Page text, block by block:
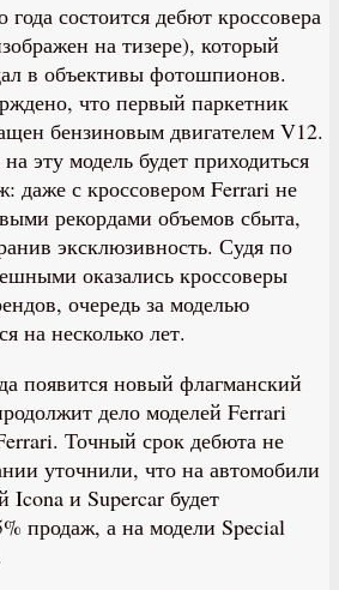
года состоится дебют кроссовера
на тизере), который
в объективы фотошпионов.
что первый паркетник
бензиновым двигателем V12.
эту модель будет приходиться
даже с кроссовером Ferrari не
рекордами объемов сбыта,
эксклюзивность. Судя по
оказались кроссоверы
очередь за моделью
на несколько лет.
появится новый флагманский
дело моделей Ferrari
Точный срок дебюта не
уточнили, что на автомобили
Icona и Supercar будет
продаж, а на модели Special